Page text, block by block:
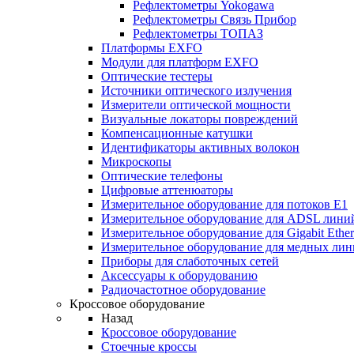
Рефлектометры Yokogawa
Рефлектометры Связь Прибор
Рефлектометры ТОПАЗ
Платформы EXFO
Модули для платформ EXFO
Оптические тестеры
Источники оптического излучения
Измерители оптической мощности
Визуальные локаторы повреждений
Компенсационные катушки
Идентификаторы активных волокон
Микроскопы
Оптические телефоны
Цифровые аттенюаторы
Измерительное оборудование для потоков Е1
Измерительное оборудование для ADSL
Измерительное оборудование для Gigabit
Измерительное оборудование для медных
Приборы для слаботочных сетей
Аксессуары к оборудованию
Радиочастотное оборудование
Кроссовое оборудование
Назад
Кроссовое оборудование
Стоечные кроссы